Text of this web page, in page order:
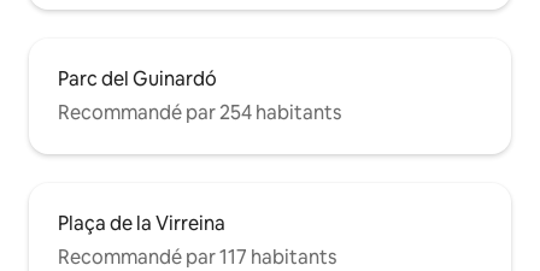
Parc del Guinardó
Recommandé par 254 habitants
Plaça de la Virreina
Recommandé par 117 habitants